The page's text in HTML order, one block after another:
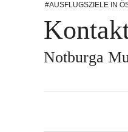
#AUSFLUGSZIELE IN
Notburga